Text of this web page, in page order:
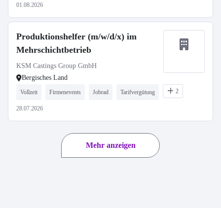
01.08.2026
Produktionshelfer (m/w/d/x) im
Mehrschichtbetrieb
KSM Castings Group GmbH
Bergisches Land
Vollzeit Firmenevents Jobrad Tarifvergütung 2
28.07.2026
Mehr anzeigen